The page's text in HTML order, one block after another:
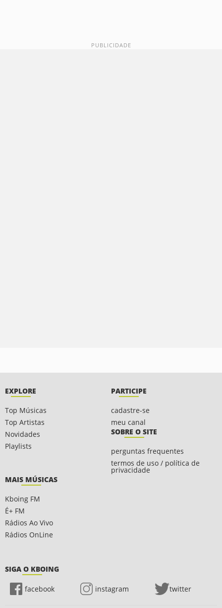
EXPLORE
Top Músicas
Top Artistas
Novidades
Playlists
PARTICIPE
cadastre-se
meu canal
SOBRE O SITE
perguntas frequentes
termos de uso / política de
privacidade
MAIS MÚSICAS
Kboing FM
É+ FM
Rádios Ao Vivo
Rádios OnLine
SIGA O KBOING
facebook instagram twitter